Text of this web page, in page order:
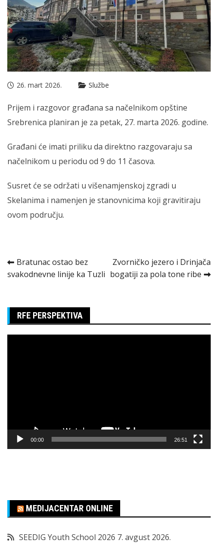
26. mart 2026. Službe
Prijem i razgovor građana sa načelnikom opštine
Srebrenica planiran je za petak, 27. marta 2026. godine.
Građani će imati priliku da direktno razgovaraju sa
načelnikom u periodu od 9 do 11 časova.
Susret će se održati u višenamjenskoj zgradi u
Skelanima i namenjen je stanovnicima koji gravitiraju
ovom području.
Kretanje
članka
Bratunac ostao bez
svakodnevne linije ka Tuzli
Zvorničko jezero i Drinjača
bogatiji za pola tone ribe
RFE PERSPEKTIVA
00:00 26:51
MEDIJACENTAR ONLINE
SEEDIG Youth School 2026 7. avgust 2026.